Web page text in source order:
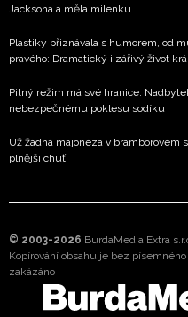
Jacksona a měla milenku
Plastiky přiznávala s humorem, od
pravého: Dramatický i zářivý život
Pitný režim má své hranice.
nebezpečnému poklesu sodíku
Už žádná majonéza v bramborovém
plnější chuť
© 2003-2026 BurdaMedia Extra
Kopírování obsahu je bez
zakázáno